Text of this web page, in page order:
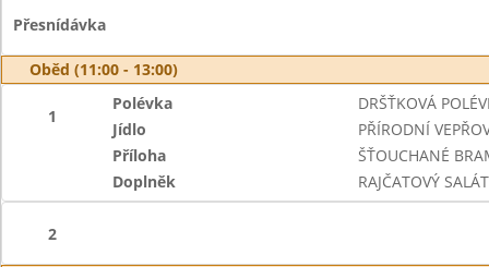
Přesnídávka
Oběd (11:00 - 13:00)
1
Polévka
DRŠŤKOVÁ
Jídlo
PŘÍRODNÍ
Příloha
ŠŤOUCHANÉ
Doplněk
RAJČATOVÝ SALÁT
2